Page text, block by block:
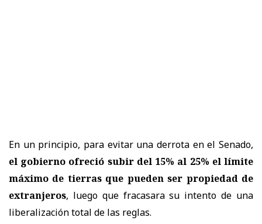
En un principio, para evitar una derrota en el Senado,
el gobierno ofreció subir del 15% al 25% el límite
máximo de tierras que pueden ser propiedad de
extranjeros, luego que fracasara su intento de una
liberalización total de las reglas.